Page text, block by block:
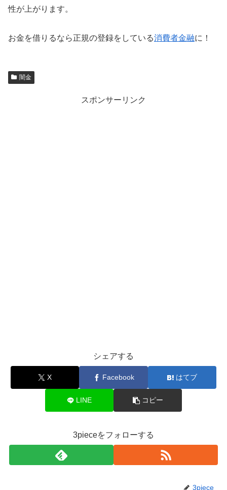
性が上がります。
お金を借りるなら正規の登録をしている消費者金融に！
闇金
スポンサーリンク
シェアする
X Facebook はてブ
LINE コピー
3pieceをフォローする
3piece